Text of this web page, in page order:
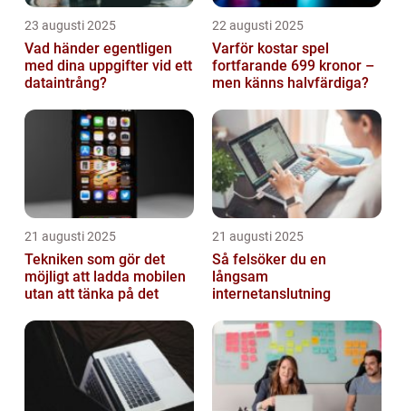
23 augusti 2025
Vad händer egentligen
med dina uppgifter vid ett
dataintrång?
22 augusti 2025
Varför kostar spel
fortfarande 699 kronor –
men känns halvfärdiga?
21 augusti 2025
Tekniken som gör det
möjligt att ladda mobilen
utan att tänka på det
21 augusti 2025
Så felsöker du en
långsam
internetanslutning